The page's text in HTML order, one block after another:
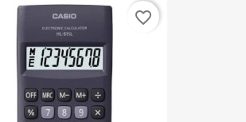
favorite_border